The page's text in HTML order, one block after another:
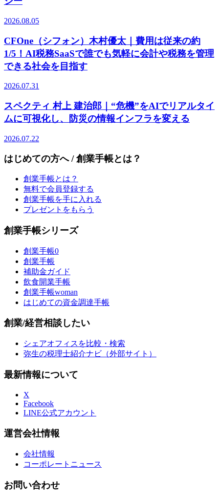
2026.08.05
CFOne（シフォン）木村優太｜費用は従来の約
1/5！AI税務SaaSで誰でも気軽に会計や税務を管理
できる社会を目指す
2026.07.31
スペクティ 村上 建治郎｜“危機”をAIでリアルタイ
ムに可視化し、防災の情報インフラを変える
2026.07.22
はじめての方へ / 創業手帳とは？
創業手帳とは？
無料で会員登録する
創業手帳を手に入れる
プレゼントをもらう
創業手帳シリーズ
創業手帳0
創業手帳
補助金ガイド
飲食開業手帳
創業手帳woman
はじめての資金調達手帳
創業/経営相談したい
シェアオフィスを比較・検索
弥生の税理士紹介ナビ（外部サイト）
最新情報について
X
Facebook
LINE公式アカウント
運営会社情報
会社情報
コーポレートニュース
お問い合わせ